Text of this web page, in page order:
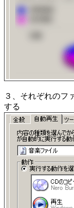
３、それぞれのフ
する